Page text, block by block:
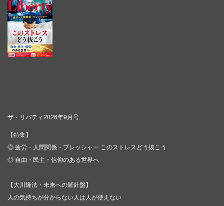
ザ・リバティ2026年9月号
【特集】
◎ 疲労・人間関係・プレッシャー このストレスどう抜こう
◎ 自由・民主・信仰のある世界へ
【大川隆法・未来への羅針盤】
人の気持ちが分からない人は人が使えない